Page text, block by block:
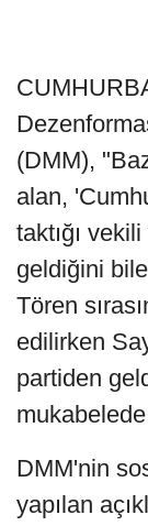
(DMM),
alan,
taktığı
geldiğini
Tören
edilirken
partiden
DMM'nin
yapılan